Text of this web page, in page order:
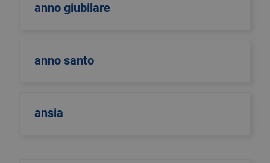
anno giubilare
anno santo
ansia